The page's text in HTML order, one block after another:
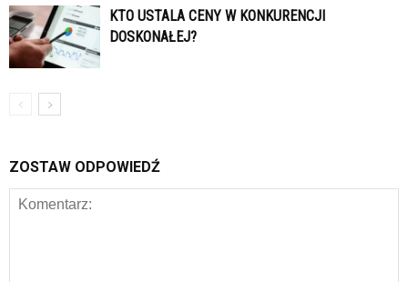
KTO USTALA CENY W KONKURENCJI
DOSKONAŁEJ?
ZOSTAW ODPOWIEDŹ